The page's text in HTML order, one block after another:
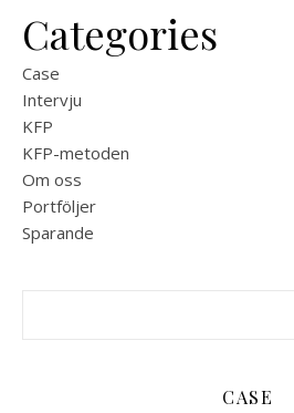
Categories
Case
Intervju
KFP
KFP-metoden
Om oss
Portföljer
Sparande
CASE